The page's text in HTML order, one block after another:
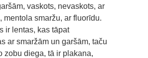
vaskots, nevaskots, ar
mentola smaržu, ar fluorīdu.
ir lentas, kas tāpat
ar smaržām un garšām, taču
zobu diega, tā ir plakana,